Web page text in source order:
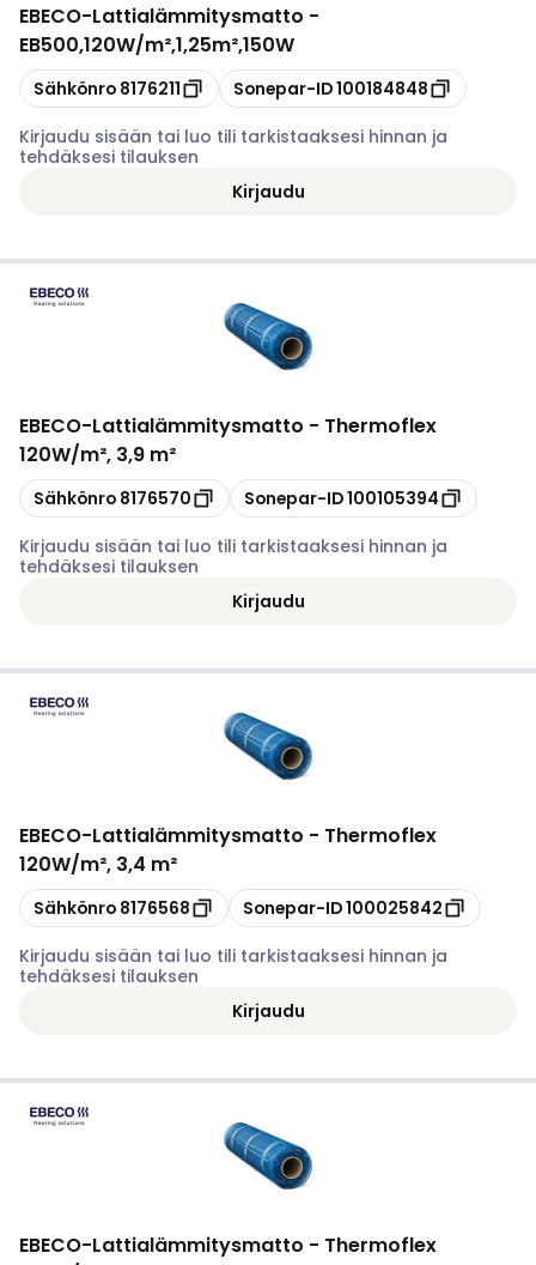
EBECO-Lattialämmitysmatto -
EB500,120W/m²,1,25m²,150W
Kopioi
Sähkönro 8176211 Kopioi
Sonepar-ID100184848
Kirjaudu sisään tai luo tili tarkistaaksesi hinnan ja
tehdäksesi tilauksen
Kirjaudu
EBECO-Lattialämmitysmatto - Thermoflex
120W/m², 3,9 m²
Kopioi
Sähkönro 8176570 Kopioi
Sonepar-ID100105394
Kirjaudu sisään tai luo tili tarkistaaksesi hinnan ja
tehdäksesi tilauksen
Kirjaudu
EBECO-Lattialämmitysmatto - Thermoflex
120W/m², 3,4 m²
Kopioi
Sähkönro 8176568 Kopioi
Sonepar-ID100025842
Kirjaudu sisään tai luo tili tarkistaaksesi hinnan ja
tehdäksesi tilauksen
Kirjaudu
EBECO-Lattialämmitysmatto - Thermoflex